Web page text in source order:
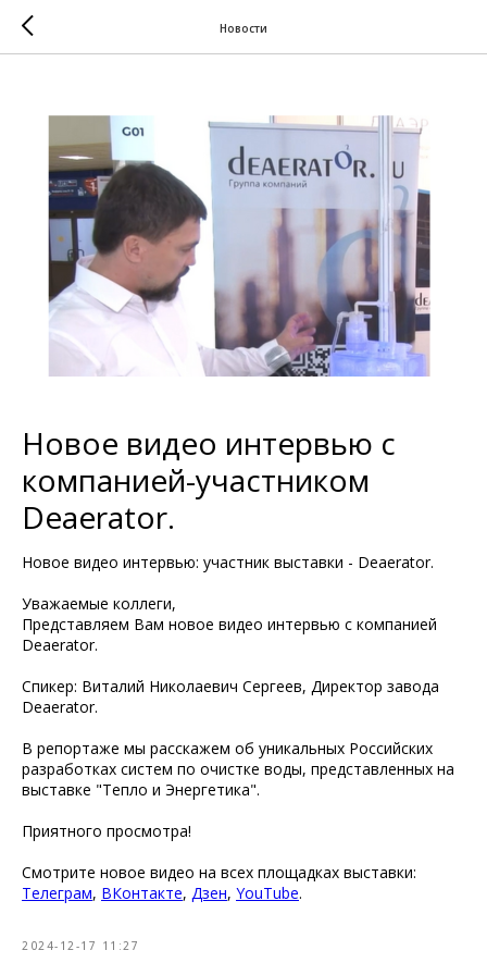
Новости
Новое видео интервью с
компанией-участником
Deaerator.
Новое видео интервью: участник выставки - Deaerator.
Уважаемые коллеги,
Представляем Вам новое видео интервью с компанией
Deaerator.
Спикер: Виталий Николаевич Сергеев, Директор завода
Deaerator.
В репортаже мы расскажем об уникальных Российских
разработках систем по очистке воды, представленных на
выставке "Тепло и Энергетика".
Приятного просмотра!
Смотрите новое видео на всех площадках выставки:
Телеграм, ВКонтакте, Дзен, YouTube.
2024-12-17 11:27